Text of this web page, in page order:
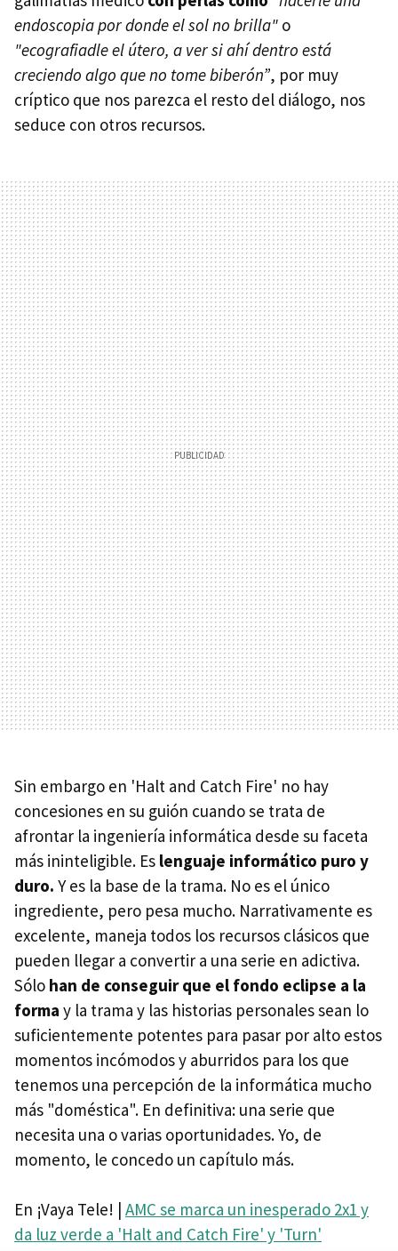
endoscopia por donde el sol no brilla" o
"ecografiadle el útero, a ver si ahí dentro está
creciendo algo que no tome biberón”, por muy
críptico que nos parezca el resto del diálogo, nos
seduce con otros recursos.
Sin embargo en 'Halt and Catch Fire' no hay
concesiones en su guión cuando se trata de
afrontar la ingeniería informática desde su faceta
más ininteligible. Es lenguaje informático puro y
duro. Y es la base de la trama. No es el único
ingrediente, pero pesa mucho. Narrativamente es
excelente, maneja todos los recursos clásicos que
pueden llegar a convertir a una serie en adictiva.
Sólo han de conseguir que el fondo eclipse a la
forma y la trama y las historias personales sean lo
suficientemente potentes para pasar por alto estos
momentos incómodos y aburridos para los que
tenemos una percepción de la informática mucho
más "doméstica". En definitiva: una serie que
necesita una o varias oportunidades. Yo, de
momento, le concedo un capítulo más.
En ¡Vaya Tele! | AMC se marca un inesperado 2x1 y
da luz verde a 'Halt and Catch Fire' y 'Turn'